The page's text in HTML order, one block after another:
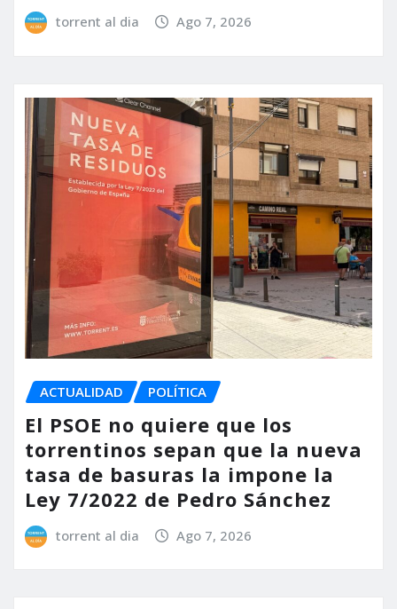
torrent al dia Ago 7, 2026
ACTUALIDAD POLÍTICA
El PSOE no quiere que los
torrentinos sepan que la nueva
tasa de basuras la impone la
Ley 7/2022 de Pedro Sánchez
torrent al dia Ago 7, 2026